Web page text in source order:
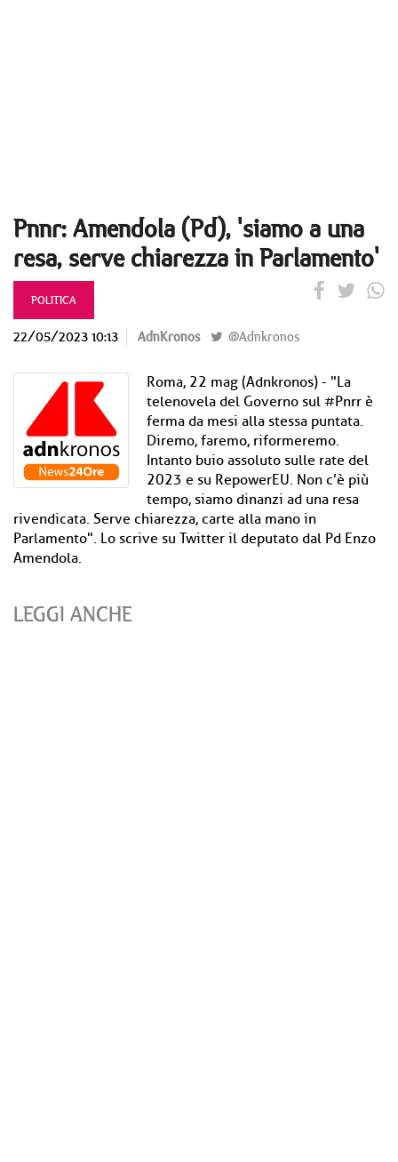
Pnnr: Amendola (Pd), 'siamo a una
resa, serve chiarezza in Parlamento'
POLITICA
22/05/2023 10:13 AdnKronos @Adnkronos
Roma, 22 mag (Adnkronos) - "La
telenovela del Governo sul #Pnrr è
ferma da mesi alla stessa puntata.
Diremo, faremo, riformeremo.
Intanto buio assoluto sulle rate del
2023 e su RepowerEU. Non c’è più
tempo, siamo dinanzi ad una resa
rivendicata. Serve chiarezza, carte alla mano in
Parlamento". Lo scrive su Twitter il deputato dal Pd Enzo
Amendola.
LEGGI ANCHE